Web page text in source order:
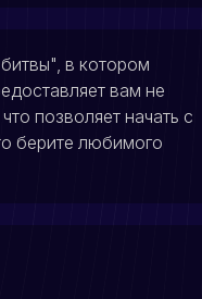
в котором
вам не
позволяет начать с
берите любимого